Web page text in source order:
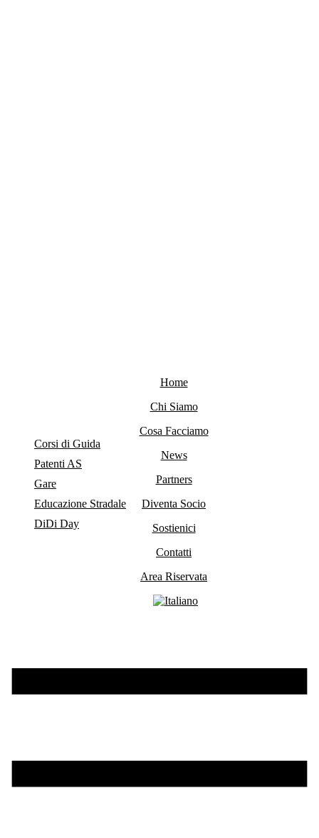
Home
Chi Siamo
Cosa Facciamo
Corsi di Guida
Patenti AS
Gare
Educazione Stradale
DiDi Day
News
Partners
Diventa Socio
Sostienici
Contatti
Area Riservata